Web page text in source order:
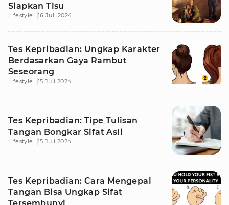
Siapkan Tisu
Lifestyle 16 Juli 2024
Tes Kepribadian: Ungkap Karakter
Berdasarkan Gaya Rambut
Seseorang
Lifestyle 15 Juli 2024
Tes Kepribadian: Tipe Tulisan
Tangan Bongkar Sifat Asli
Lifestyle 15 Juli 2024
Tes Kepribadian: Cara Mengepal
Tangan Bisa Ungkap Sifat